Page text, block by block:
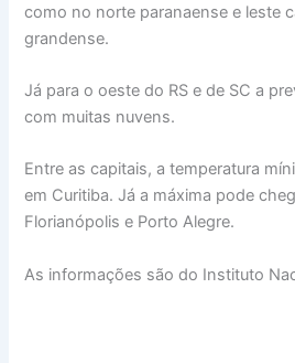
como no norte paranaense e leste
grandense.
Já para o oeste do RS e de SC a
com muitas nuvens.
Entre as capitais, a temperatura
em Curitiba. Já a máxima pode
Florianópolis e Porto Alegre.
As informações são do Instituto